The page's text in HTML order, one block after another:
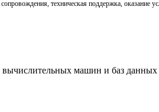
сопровождения, техническая поддержка,
вычислительных машин и баз